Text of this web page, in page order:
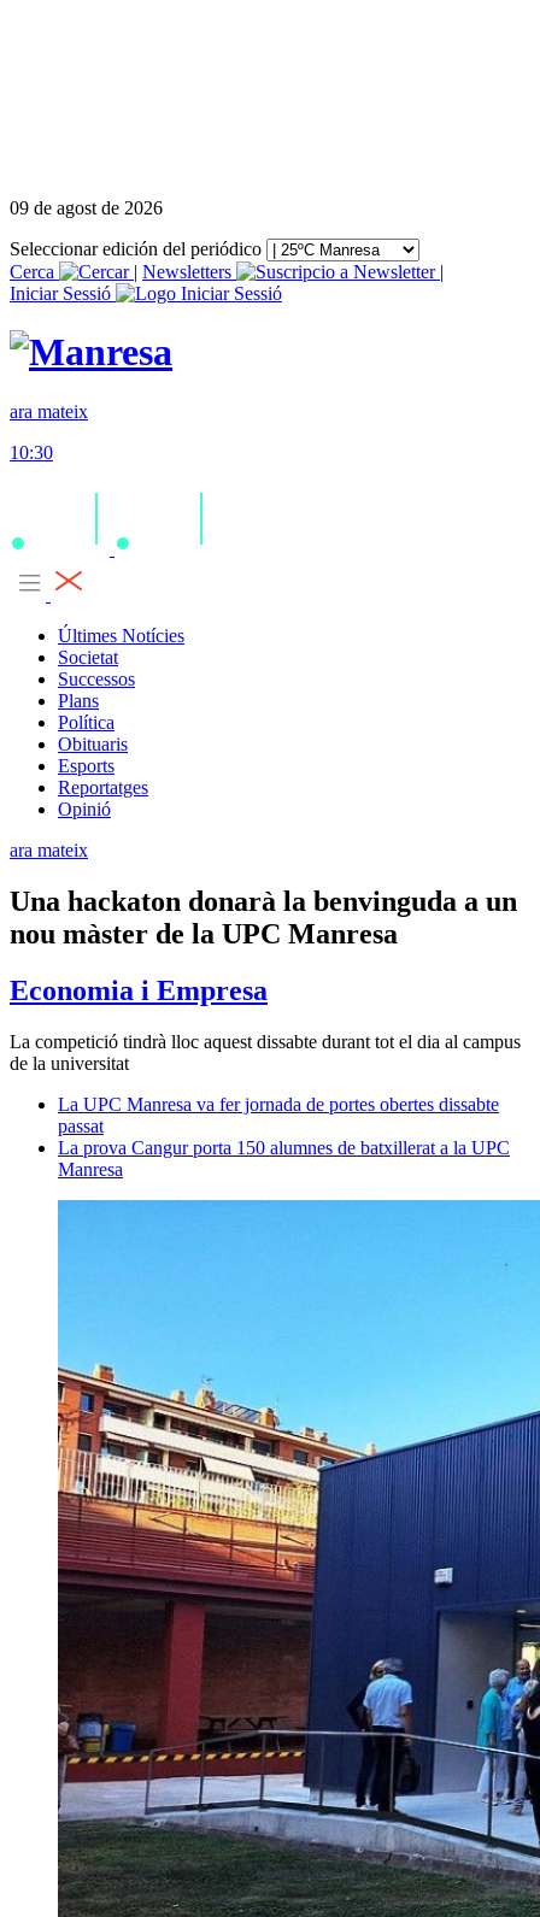
09 de agost de 2026
Seleccionar edición del periódico
Cerca
| Newsletters
|
Iniciar Sessió
ara mateix
10:30
Últimes Notícies
Societat
Successos
Plans
Política
Obituaris
Esports
Reportatges
Opinió
ara mateix
Una hackaton donarà la benvinguda a un
nou màster de la UPC Manresa
Economia i Empresa
La competició tindrà lloc aquest dissabte durant tot el dia al campus
de la universitat
La UPC Manresa va fer jornada de portes obertes dissabte
passat
La prova Cangur porta 150 alumnes de batxillerat a la UPC
Manresa